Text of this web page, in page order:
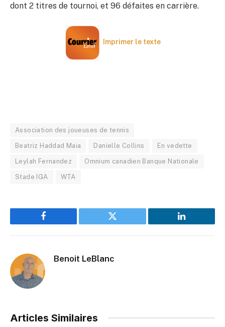
dont 2 titres de tournoi, et 96 défaites en carrière.
Imprimer le texte
Association des joueuses de tennis
Beatriz Haddad Maia Danielle Collins En vedette
Leylah Fernandez Omnium canadien Banque Nationale
Stade IGA WTA
Facebook Twitter LinkedIn
Benoit LeBlanc
Articles Similaires